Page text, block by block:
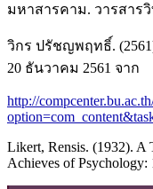
มหาสารคาม. วารสาร
วิกร ปรัชญพฤทธิ์.
20 ธันวาคม 2561 จาก
http://
Likert, Rensis. (1932). A
Achieves of Psychology: